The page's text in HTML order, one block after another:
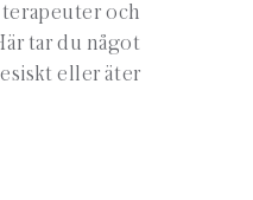
och
tar du något
eller äter